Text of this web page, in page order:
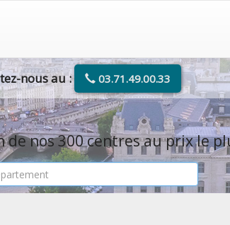
nous au : 03.71.49.00.33
nos 300 centres au prix le